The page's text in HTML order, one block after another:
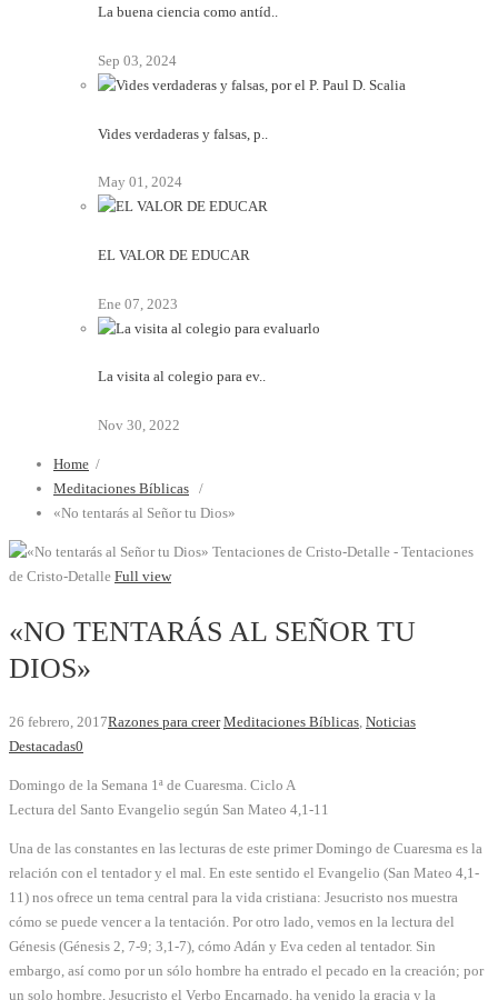
La buena ciencia como antíd..
Sep 03, 2024
Vides verdaderas y falsas, p..
May 01, 2024
EL VALOR DE EDUCAR
Ene 07, 2023
La visita al colegio para ev..
Nov 30, 2022
Home /
Meditaciones Bíblicas /
«No tentarás al Señor tu Dios»
Tentaciones de Cristo-Detalle - Tentaciones
de Cristo-Detalle Full view
«NO TENTARÁS AL SEÑOR TU
DIOS»
26 febrero, 2017Razones para creer Meditaciones Bíblicas, Noticias
Destacadas0
Domingo de la Semana 1ª de Cuaresma. Ciclo A
Lectura del Santo Evangelio según San Mateo 4,1-11
Una de las constantes en las lecturas de este primer Domingo de Cuaresma es la
relación con el tentador y el mal. En este sentido el Evangelio (San Mateo 4,1-
11) nos ofrece un tema central para la vida cristiana: Jesucristo nos muestra
cómo se puede vencer a la tentación. Por otro lado, vemos en la lectura del
Génesis (Génesis 2, 7-9; 3,1-7), cómo Adán y Eva ceden al tentador. Sin
embargo, así como por un sólo hombre ha entrado el pecado en la creación; por
un solo hombre, Jesucristo el Verbo Encarnado, ha venido la gracia y la